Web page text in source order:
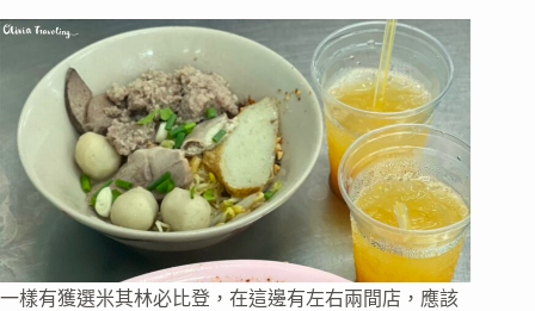
一樣有獲選米其林必比登，在這邊有左右兩間店，應該